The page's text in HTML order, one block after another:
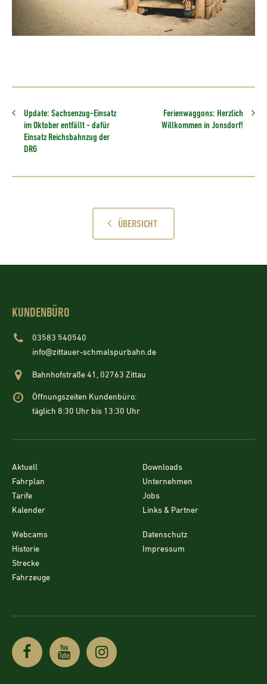
Update: Sachsenzug-Einsatz
im Oktober entfällt - dafür
Einsatz Reichsbahnzug der
DRG
Ferienwaggons: Herzlich
Willkommen in Jonsdorf!
ÜBERSICHT
KUNDENBÜRO
03583 540540
info@zittauer-schmalspurbahn.de
Bahnhofstraße 41, 02763 Zittau
Öffnungszeiten Kundenbüro:
täglich 8:30 Uhr bis 13:30 Uhr
Aktuell
Fahrplan
Tarife
Kalender
Downloads
Unternehmen
Jobs
Links & Partner
Webcams
Historie
Strecke
Fahrzeuge
Datenschutz
Impressum